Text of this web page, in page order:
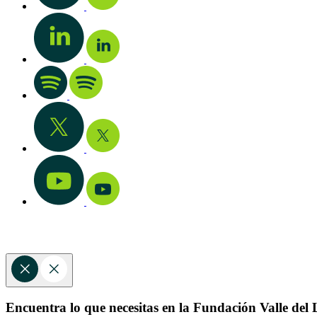
Encuentra lo que necesitas en la Fundación Valle del